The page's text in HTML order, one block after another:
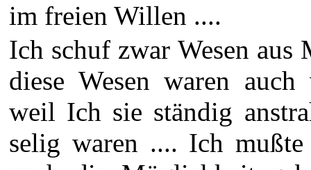
im freien Willen ....
Ich schuf zwar Wesen
diese Wesen waren
weil Ich sie ständig
selig waren .... Ich